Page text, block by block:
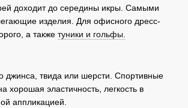
доходит до середины икры. Самыми
изделия. Для офисного дресс-
а также туники и гольфы.
джинса, твида или шерсти. Спортивные
хорошая эластичность, легкость в
аппликацией.